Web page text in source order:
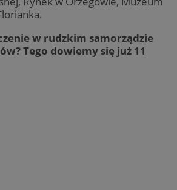
w rudzkim samorządzie
Tego dowiemy się już 11